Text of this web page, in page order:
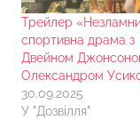
Трейлер
спортивна драма з
Двейном
Олександром
30.09.2025
У "Дозвілля"